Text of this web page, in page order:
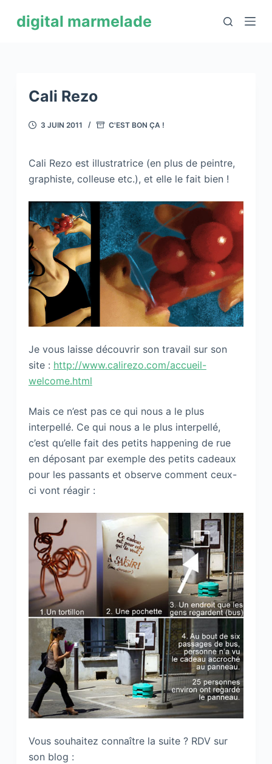
digital marmelade
Cali Rezo
3 JUIN 2011 C'EST BON ÇA !
Cali Rezo est illustratrice (en plus de peintre,
graphiste, colleuse etc.), et elle le fait bien !
Je vous laisse découvrir son travail sur son
site : http://www.calirezo.com/accueil-
welcome.html
Mais ce n’est pas ce qui nous a le plus
interpellé. Ce qui nous a le plus interpellé,
c’est qu’elle fait des petits happening de rue
en déposant par exemple des petits cadeaux
pour les passants et observe comment ceux-
ci vont réagir :
Vous souhaitez connaître la suite ? RDV sur
son blog :